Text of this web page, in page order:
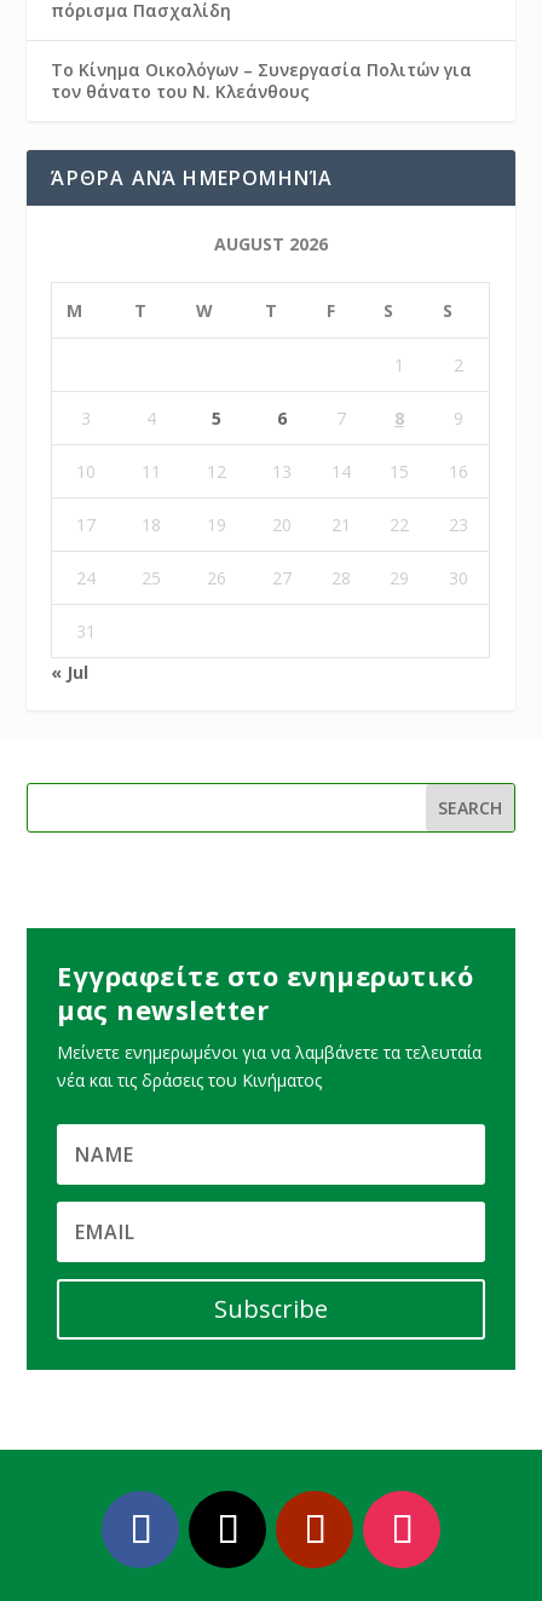
πόρισμα Πασχαλίδη
Το Κίνημα Οικολόγων – Συνεργασία Πολιτών για
τον θάνατο του Ν. Κλεάνθους
ΆΡΘΡΑ ΑΝΆ ΗΜΕΡΟΜΗΝΊΑ
AUGUST 2026
M T W T F S S
1 2
3 4 5 6 7 8 9
10 11 12 13 14 15 16
17 18 19 20 21 22 23
24 25 26 27 28 29 30
31
« Jul
Εγγραφείτε στο ενημερωτικό
μας newsletter
Μείνετε ενημερωμένοι για να λαμβάνετε τα τελευταία
νέα και τις δράσεις του Κινήματος
Subscribe